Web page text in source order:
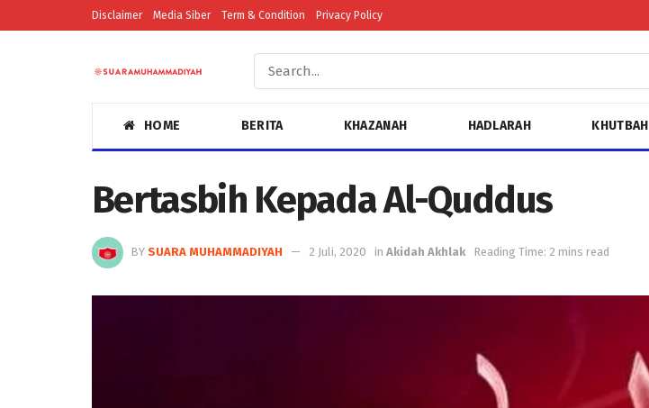
Disclaimer Media Siber Term & Condition Privacy Policy
HOME BERITA KHAZANAH HADLARAH KHUTBAH
Bertasbih Kepada Al-Quddus
BY SUARA MUHAMMADIYAH 2 Juli, 2020 in Akidah Akhlak Reading Time: 2 mins read